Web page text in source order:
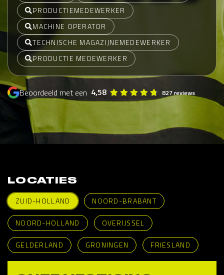
PRODUCTIEMEDEWERKER
MACHINE OPERATOR
TECHNISCHE MAGAZIJNEMEDEWERKER
PRODUCTIE MEDEWERKER
Beoordeeld met een 4,58 827 reviews
LOCATIES
ZUID-HOLLAND
NOORD-BRABANT
NOORD-HOLLAND OVERIJSSEL
GELDERLAND GRONINGEN FRIESLAND